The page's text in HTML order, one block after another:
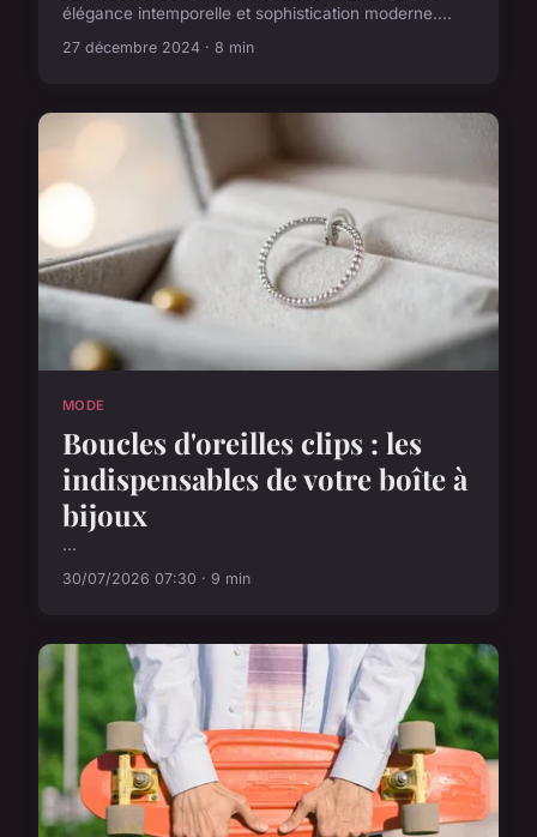
élégance intemporelle et sophistication moderne....
27 décembre 2024 · 8 min
MODE
Boucles d'oreilles clips : les
indispensables de votre boîte à
bijoux
...
30/07/2026 07:30 · 9 min